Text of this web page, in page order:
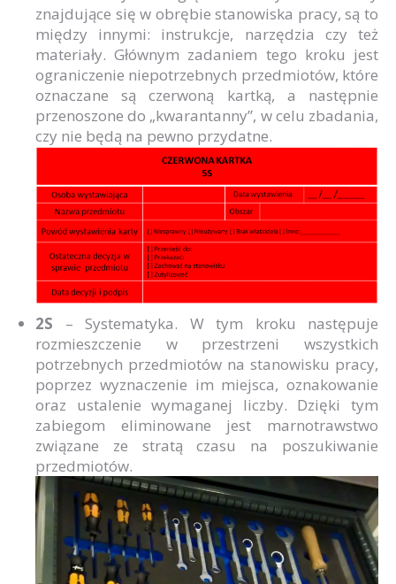
znajdujące się w obrębie stanowiska pracy, są to
między innymi: instrukcje, narzędzia czy też
materiały. Głównym zadaniem tego kroku jest
ograniczenie niepotrzebnych przedmiotów, które
oznaczane są czerwoną kartką, a następnie
przenoszone do „kwarantanny”, w celu zbadania,
czy nie będą na pewno przydatne.
2S – Systematyka. W tym kroku następuje
rozmieszczenie w przestrzeni wszystkich
potrzebnych przedmiotów na stanowisku pracy,
poprzez wyznaczenie im miejsca, oznakowanie
oraz ustalenie wymaganej liczby. Dzięki tym
zabiegom eliminowane jest marnotrawstwo
związane ze stratą czasu na poszukiwanie
przedmiotów.